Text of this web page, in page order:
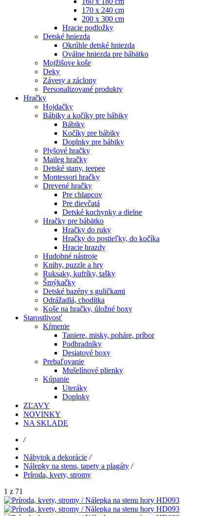
170 x 240 cm
200 x 300 cm
Hracie podložky
Detské hniezda
Okrúhle detské hniezda
Oválne hniezda pre bábätko
Mojžišove koše
Deky
Závesy a záclony
Personalizované produkty
Hračky
Hojdačky
Bábiky a kočíky pre bábiky
Bábiky
Kočíky pre bábiky
Doplnky pre bábiky
Plyšové hračky
Maileg hračky
Detské stany, teepee
Montessori hračky
Drevené hračky
Pre chlapcov
Pre dievčatá
Detské kuchynky a dielne
Hračky pre bábätko
Hračky do ruky
Hračky do postieľky, do kočíka
Hracie hrazdy
Hudobné nástroje
Knihy, puzzle a hry
Ruksaky, kufríky, tašky
Šmýkačky
Detské bazény s guličkami
Odrážadlá, chodítka
Koše na hračky, úložné boxy
Starostlivosť
Kŕmenie
Taniere, misky, poháre, príbor
Podbradníky
Desiatové boxy
Prebaľovanie
Mušelínové plienky
Kúpanie
Uteráky
Doplnky
ZĽAVY
NOVINKY
NA SKLADE
/
Nábytok a dekorácie /
Nálepky na stenu, tapety a plagáty /
Príroda, kvety, stromy
1 z 71